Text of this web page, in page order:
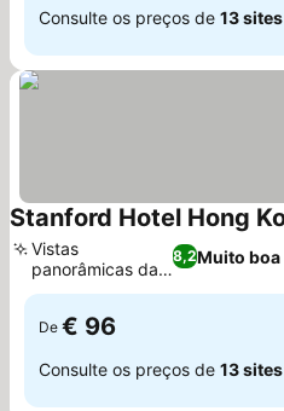
Consulte os preços de 13 sites
Stanford Hotel Hong
8,2Muito boa
Vistas
panorâmicas da
cidade
De € 96
Consulte os preços de 13 sites